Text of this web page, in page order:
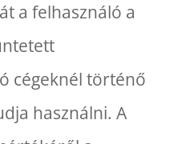
a felhasználó a
cégeknél történő
használni. A